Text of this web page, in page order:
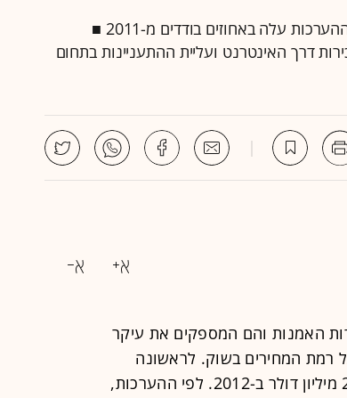
"גלובס" חושף לראשונה את היקף שוק המכירות הפומביות, שלפי ההערכות עלה באחוזים בודדים מ-2011 ■
דרך האינטרנט ועליית ההתעניינות בתחום
האמנות והם המספקים את עיקר
רמת המחירים בשוק. לראשונה
בישראל, "גלובס" מפרסם את היקף השוק - 26.63 מיליון דולר ב-2012. לפי ההערכות,